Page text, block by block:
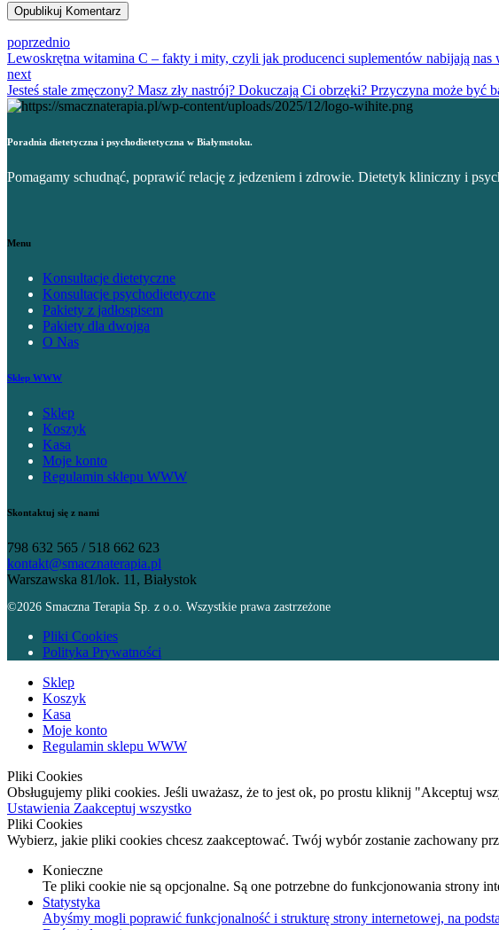
Opublikuj Komentarz
poprzednio
Lewoskrętna witamina C – fakty i mity, czyli jak producenci suplementów nabijają nas
next
Jesteś stale zmęczony? Masz zły nastrój? Dokuczają Ci obrzęki? Przyczyna może być
Poradnia dietetyczna i psychodietetyczna w Białymstoku.
Pomagamy schudnąć, poprawić relację z jedzeniem i zdrowie. Dietetyk kliniczny i
Menu
Konsultacje dietetyczne
Konsultacje psychodietetyczne
Pakiety z jadłospisem
Pakiety dla dwojga
O Nas
Sklep WWW
Sklep
Koszyk
Kasa
Moje konto
Regulamin sklepu WWW
Skontaktuj się z nami
798 632 565 / 518 662 623
kontakt@smacznaterapia.pl
Warszawska 81/lok. 11, Białystok
©2026 Smaczna Terapia Sp. z o.o. Wszystkie prawa zastrzeżone
Pliki Cookies
Polityka Prywatności
Sklep
Koszyk
Kasa
Moje konto
Regulamin sklepu WWW
Pliki Cookies
Obsługujemy pliki cookies. Jeśli uważasz, że to jest ok, po prostu kliknij "Akceptuj
Ustawienia Zaakceptuj wszystko
Pliki Cookies
Wybierz, jakie pliki cookies chcesz zaakceptować. Twój wybór zostanie zachowany
Konieczne
Te pliki cookie nie są opcjonalne. Są one potrzebne do funkcjonowania strony
Statystyka
Abyśmy mogli poprawić funkcjonalność i strukturę strony internetowej, na